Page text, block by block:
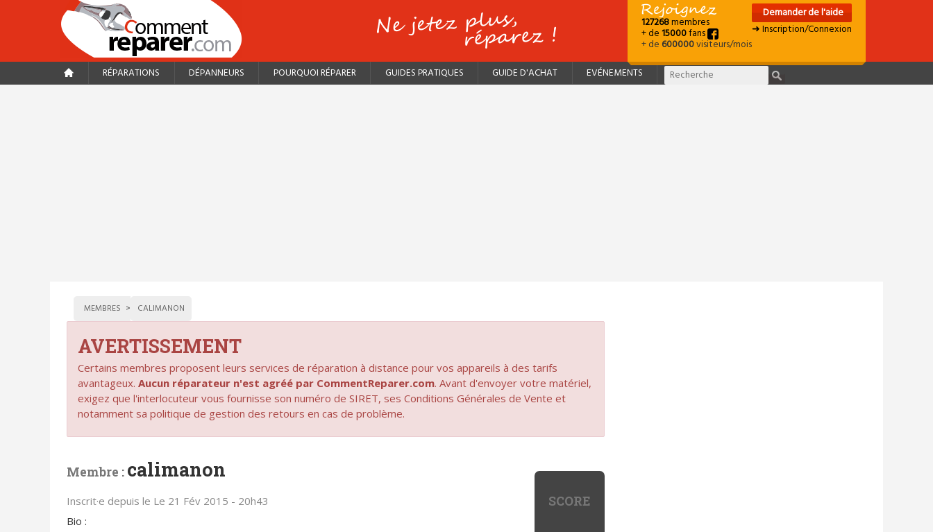
127268membres
+ de15000fans
+ de600000visiteurs/mois
Demander de l'aide
➜ Inscription/Connexion
RÉPARATIONS DÉPANNEURS POURQUOI RÉPARER GUIDES PRATIQUES GUIDE D'ACHAT EVÉNEMENTS
MEMBRES CALIMANON
AVERTISSEMENT
Certains membres proposent leurs services de réparation à distance pour vos appareils à des tarifs
avantageux. Aucun réparateur n'est agréé par CommentReparer.com. Avant d'envoyer votre matériel,
exigez que l'interlocuteur vous fournisse son numéro de SIRET, ses Conditions Générales de Vente et
notamment sa politique de gestion des retours en cas de problème.
SCORE
Membre : calimanon
Inscrit·e depuis le Le 21 Fév 2015 - 20h43
Bio :